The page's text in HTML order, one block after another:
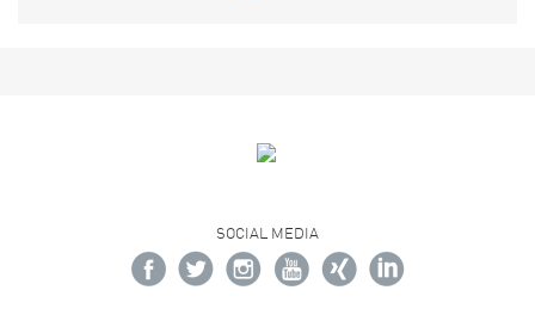
SOCIAL MEDIA